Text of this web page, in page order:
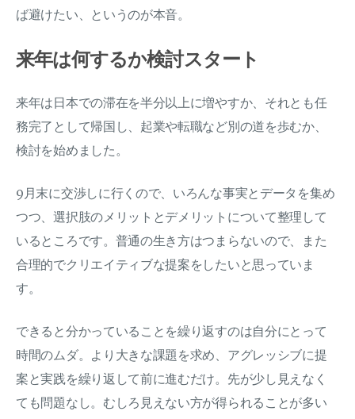
ば避けたい、というのが本音。
来年は何するか検討スタート
来年は日本での滞在を半分以上に増やすか、それとも任
務完了として帰国し、起業や転職など別の道を歩むか、
検討を始めました。
9月末に交渉しに行くので、いろんな事実とデータを集め
つつ、選択肢のメリットとデメリットについて整理して
いるところです。普通の生き方はつまらないので、また
合理的でクリエイティブな提案をしたいと思っていま
す。
できると分かっていることを繰り返すのは自分にとって
時間のムダ。より大きな課題を求め、アグレッシブに提
案と実践を繰り返して前に進むだけ。先が少し見えなく
ても問題なし。むしろ見えない方が得られることが多い